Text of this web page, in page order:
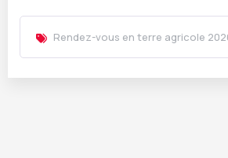
Rendez-vous en terre agricole